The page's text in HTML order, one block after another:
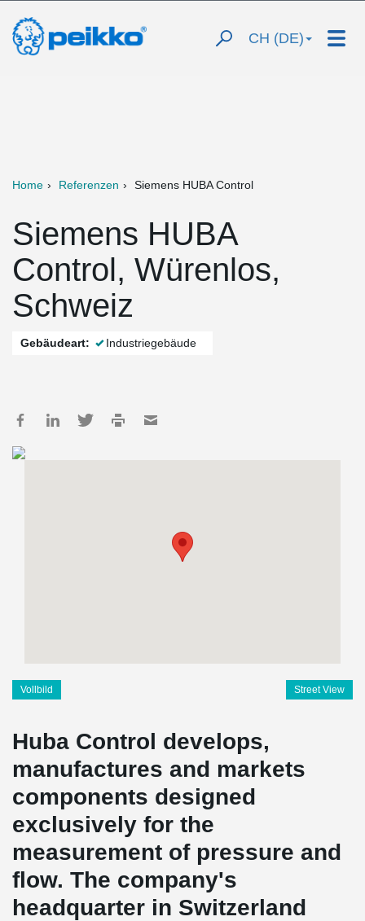
CH (DE)
Home Referenzen Siemens HUBA Control
Siemens HUBA
Control, Würenlos,
Schweiz
Gebäudeart: Industriegebäude
Vollbild Street View
Huba Control develops,
manufactures and markets
components designed
exclusively for the
measurement of pressure and
flow. The company's
headquarter in Switzerland